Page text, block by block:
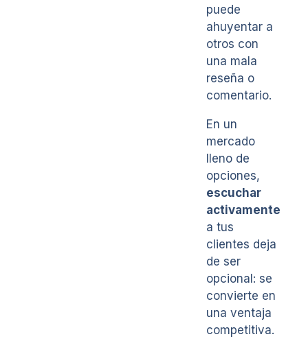
puede
ahuyentar a
otros con
una mala
reseña o
comentario.
En un
mercado
lleno de
opciones,
escuchar
activamente
a tus
clientes deja
de ser
opcional: se
convierte en
una ventaja
competitiva.